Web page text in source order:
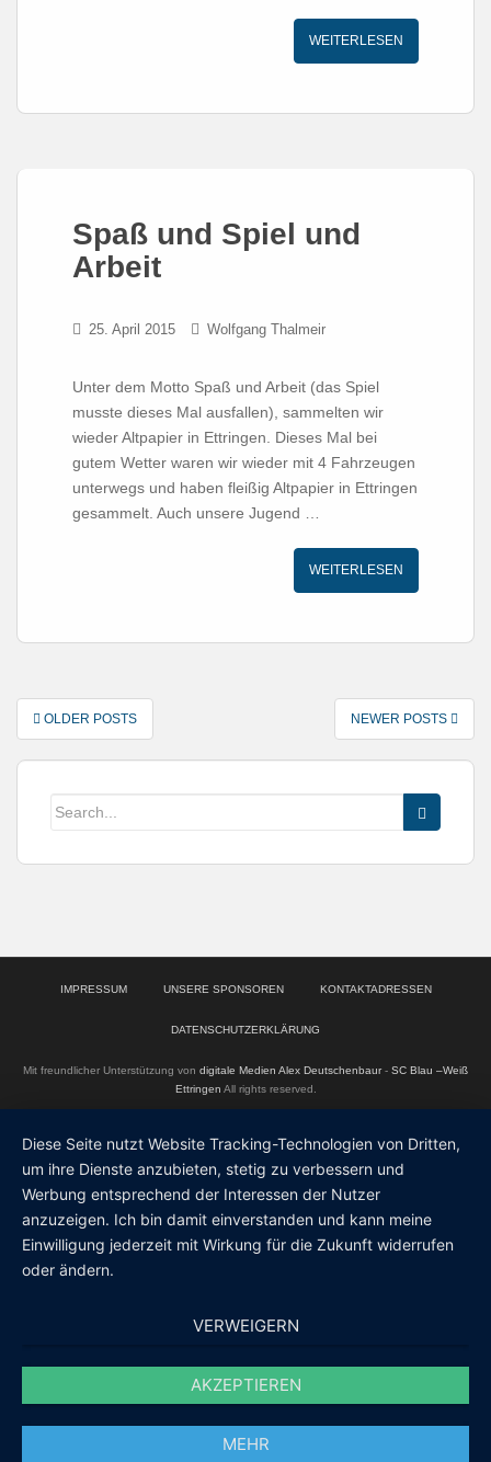
WEITERLESEN
Spaß und Spiel und
Arbeit
25. April 2015 Wolfgang Thalmeir
Unter dem Motto Spaß und Arbeit (das Spiel
musste dieses Mal ausfallen), sammelten wir
wieder Altpapier in Ettringen. Dieses Mal bei
gutem Wetter waren wir wieder mit 4 Fahrzeugen
unterwegs und haben fleißig Altpapier in Ettringen
gesammelt. Auch unsere Jugend …
WEITERLESEN
POSTS
NAVIGATION
OLDER POSTS NEWER POSTS
IMPRESSUM UNSERE SPONSOREN KONTAKTADRESSEN
DATENSCHUTZERKLÄRUNG
Mit freundlicher Unterstützung von digitale Medien Alex Deutschenbaur- SC Blau –Weiß
Ettringen All rights reserved.
Diese Seite nutzt Website Tracking-Technologien von Dritten,
um ihre Dienste anzubieten, stetig zu verbessern und
Werbung entsprechend der Interessen der Nutzer
anzuzeigen. Ich bin damit einverstanden und kann meine
Einwilligung jederzeit mit Wirkung für die Zukunft widerrufen
oder ändern.
VERWEIGERN
AKZEPTIEREN
MEHR